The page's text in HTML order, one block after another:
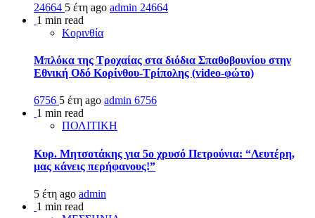
24664 5 έτη ago admin 24664
1 min read
Κορινθία
Μπλόκα της Τροχαίας στα διόδια Σπαθοβουνίου στην
Εθνική Οδό Κορίνθου-Τρίπολης (video-φώτο)
6756 5 έτη ago admin 6756
1 min read
ΠΟΛΙΤΙΚΗ
Κυρ. Μητσοτάκης για 5ο χρυσό Πετρούνια: “Λευτέρη,
μας κάνεις περήφανους!”
5 έτη ago admin
1 min read